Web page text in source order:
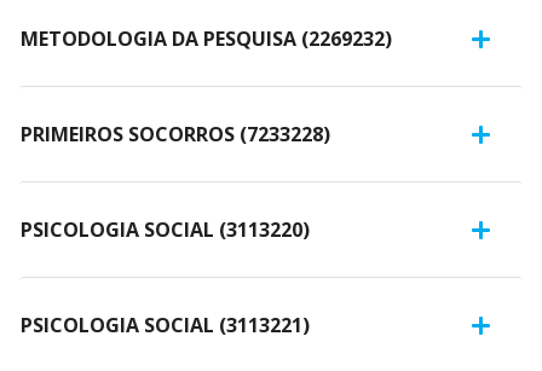
METODOLOGIA DA PESQUISA (2269232)
PRIMEIROS SOCORROS (7233228)
PSICOLOGIA SOCIAL (3113220)
PSICOLOGIA SOCIAL (3113221)